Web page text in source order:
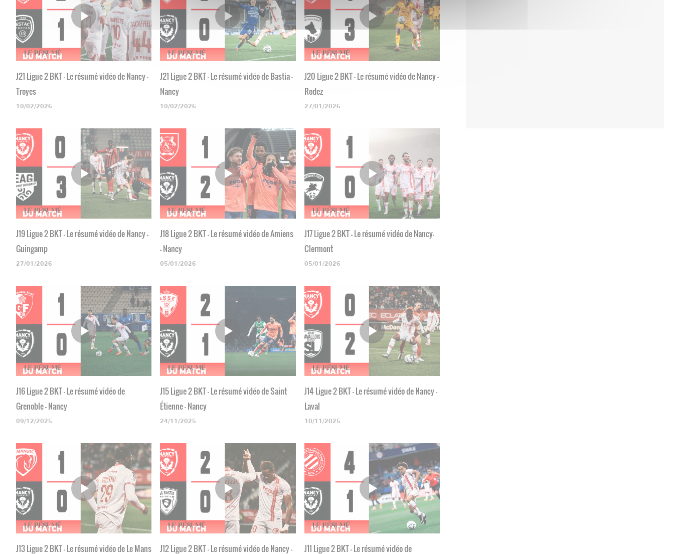
J21 Ligue 2 BKT - Le résumé vidéo de Nancy -
Troyes
10/02/2026
J21 Ligue 2 BKT - Le résumé vidéo de Bastia -
Nancy
10/02/2026
J20 Ligue 2 BKT - Le résumé vidéo de Nancy -
Rodez
27/01/2026
J19 Ligue 2 BKT - Le résumé vidéo de Nancy -
Guingamp
27/01/2026
J18 Ligue 2 BKT - Le résumé vidéo de Amiens
- Nancy
05/01/2026
J17 Ligue 2 BKT - Le résumé vidéo de Nancy-
Clermont
05/01/2026
J16 Ligue 2 BKT - Le résumé vidéo de
Grenoble - Nancy
09/12/2025
J15 Ligue 2 BKT - Le résumé vidéo de Saint
Étienne - Nancy
24/11/2025
J14 Ligue 2 BKT - Le résumé vidéo de Nancy -
Laval
10/11/2025
J13 Ligue 2 BKT - Le résumé vidéo de Le Mans J12 Ligue 2 BKT - Le résumé vidéo de Nancy - J11 Ligue 2 BKT - Le résumé vidéo de